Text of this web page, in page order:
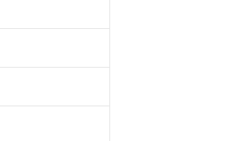
応の商品で、対応品を出す予定はあり
状況を調査中または確認中の商品です。
含有品と判明した場合などやむを得ず変